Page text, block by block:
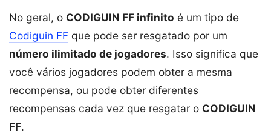
No geral, o CODIGUIN FF infinito é um tipo de
Codiguin FF que pode ser resgatado por um
número ilimitado de jogadores. Isso significa que
você vários jogadores podem obter a mesma
recompensa, ou pode obter diferentes
recompensas cada vez que resgatar o CODIGUIN
FF.